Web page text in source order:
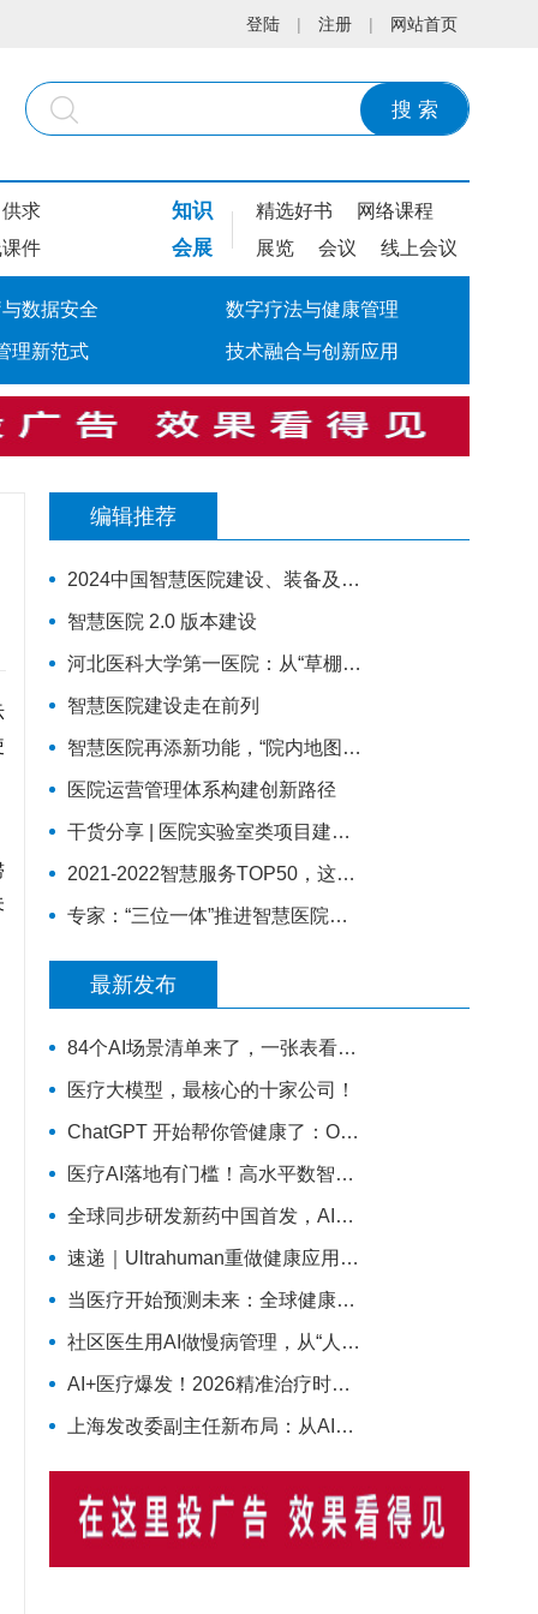
登陆 | 注册 | 网站首页
搜 索
供求
件
知识 精选好书 网络课程
会展 展览 会议 线上会议
数据安全 数字疗法与健康管理
理新范式 技术融合与创新应用
编辑推荐
2024中国智慧医院建设、装备及应用展览
智慧医院 2.0 版本建设
河北医科大学第一医院：从“草棚医院”到“5G智慧医院”
智慧医院建设走在前列
智慧医院再添新功能，“院内地图导航”为患者指路
医院运营管理体系构建创新路径
干货分享 | 医院实验室类项目建设四大痛点
2021-2022智慧服务TOP50，这些智慧医疗案例上榜
专家：“三位一体”推进智慧医院建设 新技术促进高质量发展
最新发布
84个AI场景清单来了，一张表看懂医疗AI该往哪发力
医疗大模型，最核心的十家公司！
ChatGPT 开始帮你管健康了：OpenAI 正式推出 Health 功能，AI 进入医疗意味着什么？
医疗AI落地有门槛！高水平数智医院建设离不开16个能力（附自查表）
全球同步研发新药中国首发，AI医疗加速落地——医疗前沿资讯速览
速递｜Ultrahuman重做健康应用，AI医疗穿戴从“看数据”转向“给行动”
当医疗开始预测未来：全球健康进入“早发现时代”
社区医生用AI做慢病管理，从“人盯人”到“机器盯数据”
AI+医疗爆发！2026精准治疗时代来了：诊断准确率98%+，100+罕见病不再“无药可医”？
上海发改委副主任新布局：从AI医疗到细胞基因治疗，探寻前沿医疗产业增长密码